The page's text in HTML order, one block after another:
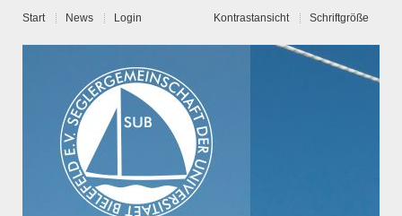
Start News Login Kontrastansicht Schriftgröße